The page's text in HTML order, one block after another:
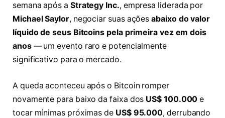
semana após a Strategy Inc., empresa liderada por
Michael Saylor, negociar suas açõesabaixo do valor
líquido de seus Bitcoins pela primeira vez em dois
anos— um evento raro e potencialmente
significativo para o mercado.
A queda aconteceu após o Bitcoin romper
novamente para baixo da faixa dos US$ 100.000 e
tocar mínimas próximas de US$ 95.000, derrubando